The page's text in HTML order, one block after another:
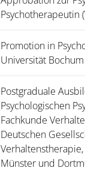
Psychotherapeutin
Promotion in
Universität
Postgraduale
Psychologischen
Fachkunde
Deutschen
Münster und